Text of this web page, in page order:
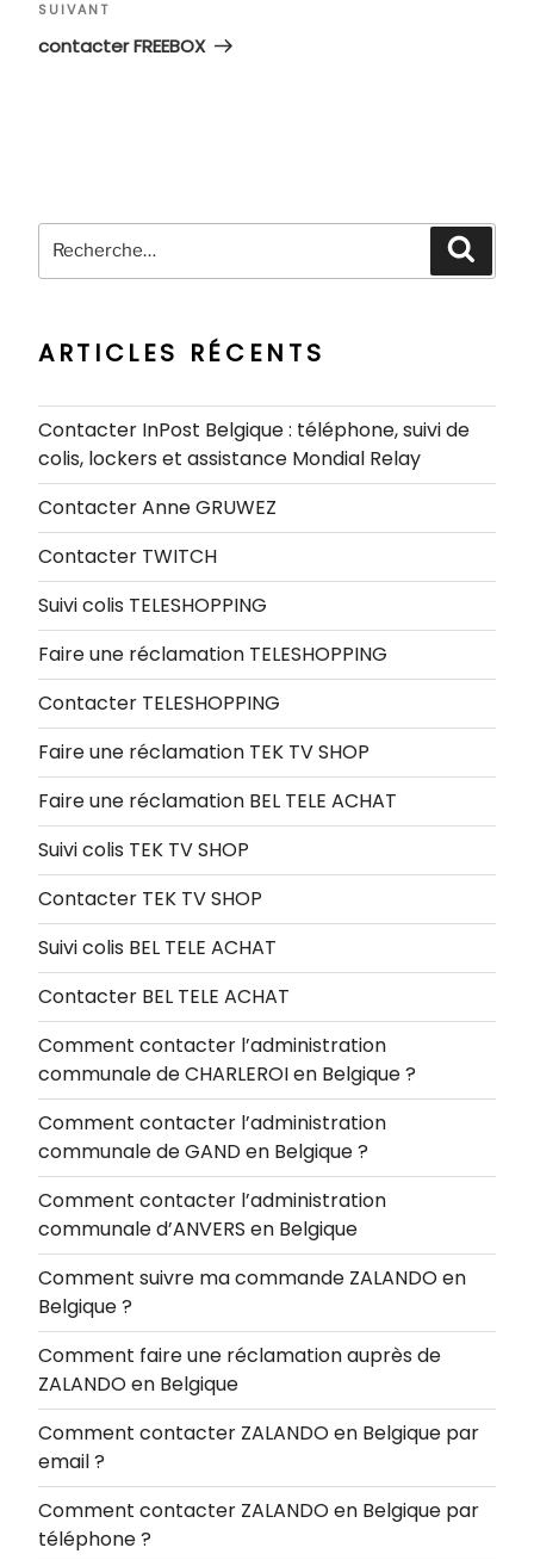
Article
suivant
SUIVANT
contacter FREEBOX
Recherche
pour
ARTICLES RÉCENTS
Contacter InPost Belgique : téléphone, suivi de
colis, lockers et assistance Mondial Relay
Contacter Anne GRUWEZ
Contacter TWITCH
Suivi colis TELESHOPPING
Faire une réclamation TELESHOPPING
Contacter TELESHOPPING
Faire une réclamation TEK TV SHOP
Faire une réclamation BEL TELE ACHAT
Suivi colis TEK TV SHOP
Contacter TEK TV SHOP
Suivi colis BEL TELE ACHAT
Contacter BEL TELE ACHAT
Comment contacter l’administration
communale de CHARLEROI en Belgique ?
Comment contacter l’administration
communale de GAND en Belgique ?
Comment contacter l’administration
communale d’ANVERS en Belgique
Comment suivre ma commande ZALANDO en
Belgique ?
Comment faire une réclamation auprès de
ZALANDO en Belgique
Comment contacter ZALANDO en Belgique par
email ?
Comment contacter ZALANDO en Belgique par
téléphone ?